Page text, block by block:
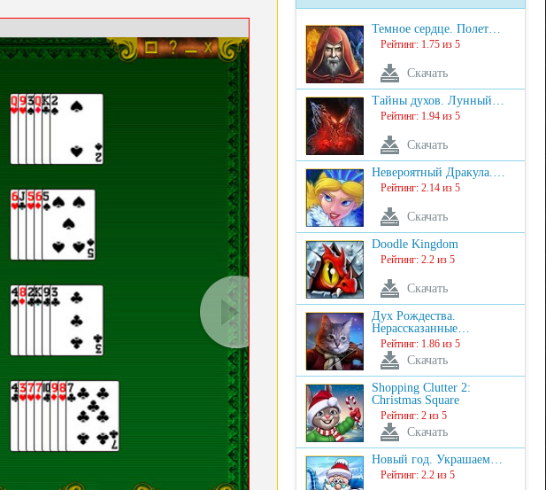
Темное сердце. Полет…
Рейтинг: 1.75 из 5
Скачать
Тайны духов. Лунный…
Рейтинг: 1.94 из 5
Скачать
Невероятный Дракула.…
Рейтинг: 2.14 из 5
Скачать
Doodle Kingdom
Рейтинг: 2.2 из 5
Скачать
Дух Рождества.
Нерассказанные…
Рейтинг: 1.86 из 5
Скачать
Shopping Clutter 2:
Christmas Square
Рейтинг: 2 из 5
Скачать
Новый год. Украшаем…
Рейтинг: 2.2 из 5